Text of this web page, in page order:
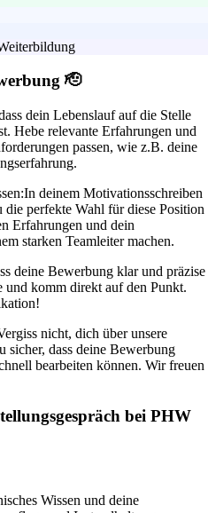
🫡
dein Lebenslauf auf die Stelle
Hebe relevante Erfahrungen und
passen, wie z.B. deine
In deinem Motivationsschreiben
perfekte Wahl für diese Position
Erfahrungen und dein
starken Teamleiter machen.
deine Bewerbung klar und präzise
und komm direkt auf den Punkt.
nicht, dich über unsere
sicher, dass deine Bewerbung
bearbeiten können. Wir freuen
bei PHW
Wissen und deine